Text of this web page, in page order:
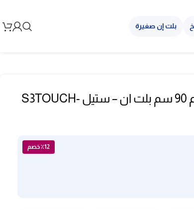
بلت إن صغيرة
شفاط هواء للمطبخ بولم 90 سم بلت ان – ستيل S3TOUCH-
٪12 خصم